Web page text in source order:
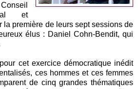
et
la première de leurs sept sessions de
élus : Daniel Cohn-Bendit, qui
cet exercice démocratique inédit
ces hommes et ces femmes
de cinq grandes thématiques